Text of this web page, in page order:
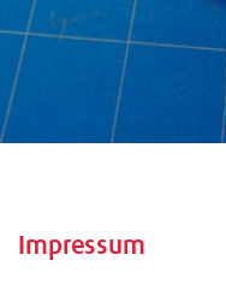
Impressum